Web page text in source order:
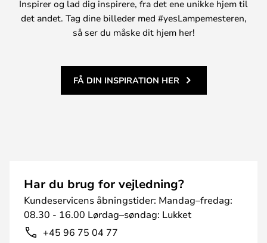
Inspirer og lad dig inspirere, fra det ene unikke hjem til
det andet. Tag dine billeder med #yesLampemesteren,
så ser du måske dit hjem her!
FÅ DIN INSPIRATION HER
Har du brug for vejledning?
Kundeservicens åbningstider: Mandag–fredag:
08.30 - 16.00 Lørdag–søndag: Lukket
+45 96 75 04 77